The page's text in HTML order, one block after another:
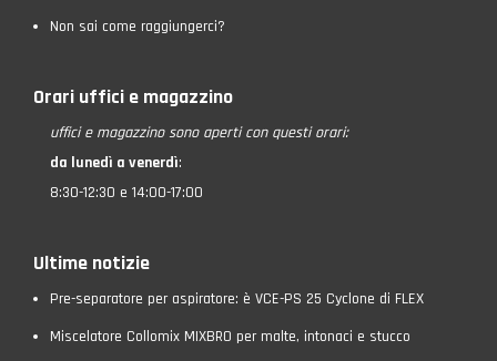
Non sai come raggiungerci?
Orari uffici e magazzino
uffici e magazzino sono aperti con questi orari:
da lunedì a venerdì:
8:30-12:30 e 14:00-17:00
Ultime notizie
Pre-separatore per aspiratore: è VCE-PS 25 Cyclone di FLEX
Miscelatore Collomix MIXBRO per malte, intonaci e stucco